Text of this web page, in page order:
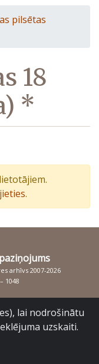
pilsētas
18
*
.
arhīvs 2007-2026
1048
lai nodrošinātu
uzskaiti.